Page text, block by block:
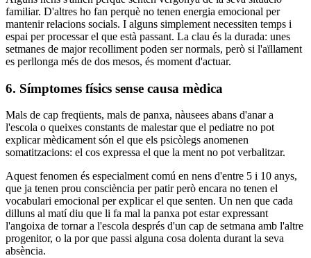
familiar. D'altres ho fan perquè no tenen energia emocional per
mantenir relacions socials. I alguns simplement necessiten temps i
espai per processar el que està passant. La clau és la durada: unes
setmanes de major recolliment poden ser normals, però si l'aïllament
es perllonga més de dos mesos, és moment d'actuar.
6. Símptomes físics sense causa mèdica
Mals de cap freqüents, mals de panxa, nàusees abans d'anar a
l'escola o queixes constants de malestar que el pediatre no pot
explicar mèdicament són el que els psicòlegs anomenen
somatitzacions: el cos expressa el que la ment no pot verbalitzar.
Aquest fenomen és especialment comú en nens d'entre 5 i 10 anys,
que ja tenen prou consciència per patir però encara no tenen el
vocabulari emocional per explicar el que senten. Un nen que cada
dilluns al matí diu que li fa mal la panxa pot estar expressant
l'angoixa de tornar a l'escola després d'un cap de setmana amb l'altre
progenitor, o la por que passi alguna cosa dolenta durant la seva
absència.